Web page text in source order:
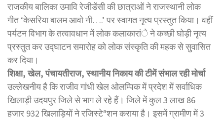
राजकीय बालिका उमावि रेजीडेंसी की छात्राओं ने राजस्थानी लोक
गीत ‘केसरिया बालम आवो नी….’ पर स्वागत नृत्य प्रस्तुत किया। वहीं
पर्यटन विभाग के तत्वावधान में लोक कलाकारांे ने कच्छी घोड़ी नृत्य
प्रस्तुत कर उद्घाटन समारोह को लोक संस्कृति की महक से सुवासित
कर दिया।
शिक्षा, खेल, पंचायतीराज, स्थानीय निकाय की टीमें संभाल रही मोर्चा
उल्लेखनीय है कि राजीव गांधी खेल ओलम्पिक में प्रदेश में सर्वाधिक
खिलाड़ी उदयपुर जिले से भाग ले रहे हैं। जिले में कुल 3 लाख 86
हजार 932 खिलाड़ियों ने रजिस्टेªशन कराया है। इसमें ग्रामीण में 3